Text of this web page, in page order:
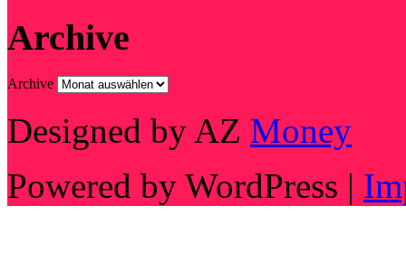
Archive
Archive
Designed by AZ Money
Powered by WordPress |